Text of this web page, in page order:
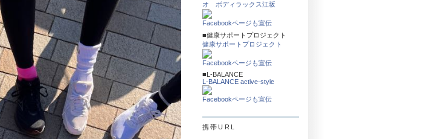
オ ボディラックス江坂
Facebookページも宣伝
■健康サポートプロジェクト
健康サポートプロジェクト
Facebookページも宣伝
■L-BALANCE
L-BALANCE active-style
Facebookページも宣伝
携帯URL